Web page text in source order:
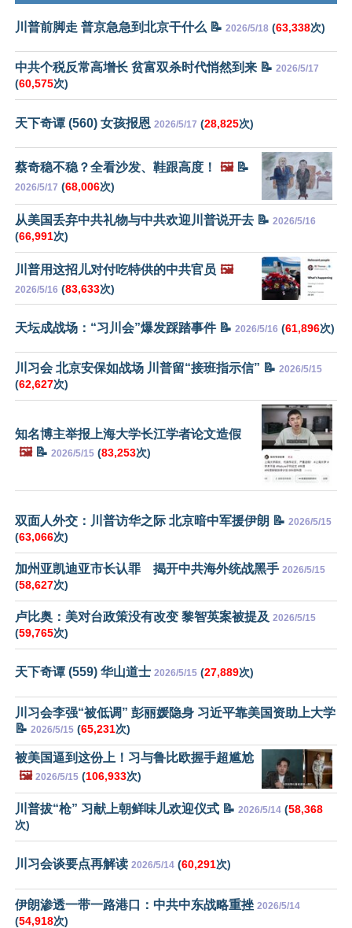
川普前脚走 普京急急到北京干什么 📝 2026/5/18 (63,338次)
中共个税反常高增长 贫富双杀时代悄然到来 📝 2026/5/17
(60,575次)
天下奇谭 (560) 女孩报恩 2026/5/17 (28,825次)
蔡奇稳不稳？全看沙发、鞋跟高度！ 🖼️📝
2026/5/17 (68,006次)
从美国丢弃中共礼物与中共欢迎川普说开去 📝 2026/5/16
(66,991次)
川普用这招儿对付吃特供的中共官员 🖼️
2026/5/16 (83,633次)
天坛成战场：“习川会”爆发踩踏事件 📝 2026/5/16 (61,896次)
川习会 北京安保如战场 川普留“接班指示信” 📝 2026/5/15
(62,627次)
知名博主举报上海大学长江学者论文造假
🖼️📝 2026/5/15 (83,253次)
双面人外交：川普访华之际 北京暗中军援伊朗 📝 2026/5/15
(63,066次)
加州亚凯迪亚市长认罪 揭开中共海外统战黑手 2026/5/15
(58,627次)
卢比奥：美对台政策没有改变 黎智英案被提及 2026/5/15
(59,765次)
天下奇谭 (559) 华山道士 2026/5/15 (27,889次)
川习会李强“被低调” 彭丽媛隐身 习近平靠美国资助上大学
📝 2026/5/15 (65,231次)
被美国逼到这份上！习与鲁比欧握手超尴尬
🖼️ 2026/5/15 (106,933次)
川普拔“枪” 习献上朝鲜味儿欢迎仪式 📝 2026/5/14 (58,368
次)
川习会谈要点再解读 2026/5/14 (60,291次)
伊朗渗透一带一路港口：中共中东战略重挫 2026/5/14
(54,918次)